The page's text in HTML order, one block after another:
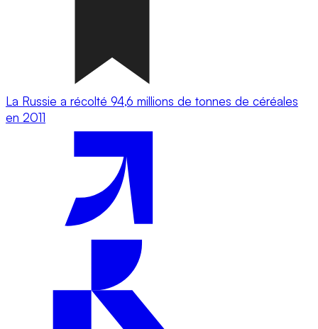
La Russie a récolté 94,6 millions de tonnes de céréales
en 2011